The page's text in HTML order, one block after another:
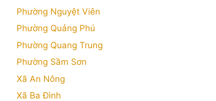
Phường Nguyệt Viên
Phường Quảng Phú
Phường Quang Trung
Phường Sầm Sơn
Xã An Nông
Xã Ba Đình